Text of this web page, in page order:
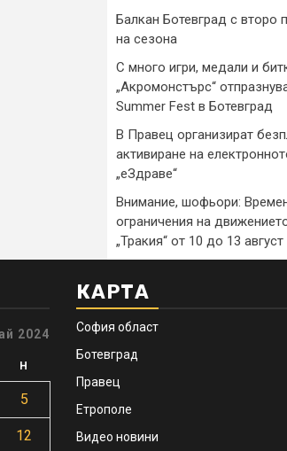
Балкан Ботевград с второ
на сезона
С много игри, медали и
„Акромонстърс“
Summer Fest в Ботевград
В Правец организират
активиране на
„еЗдраве“
Внимание, шофьори:
ограничения на
„Тракия“ от 10 до 13 август
2024
Н
5
12
КАРТА
София област
Ботевград
Правец
Етрополе
Видео новини